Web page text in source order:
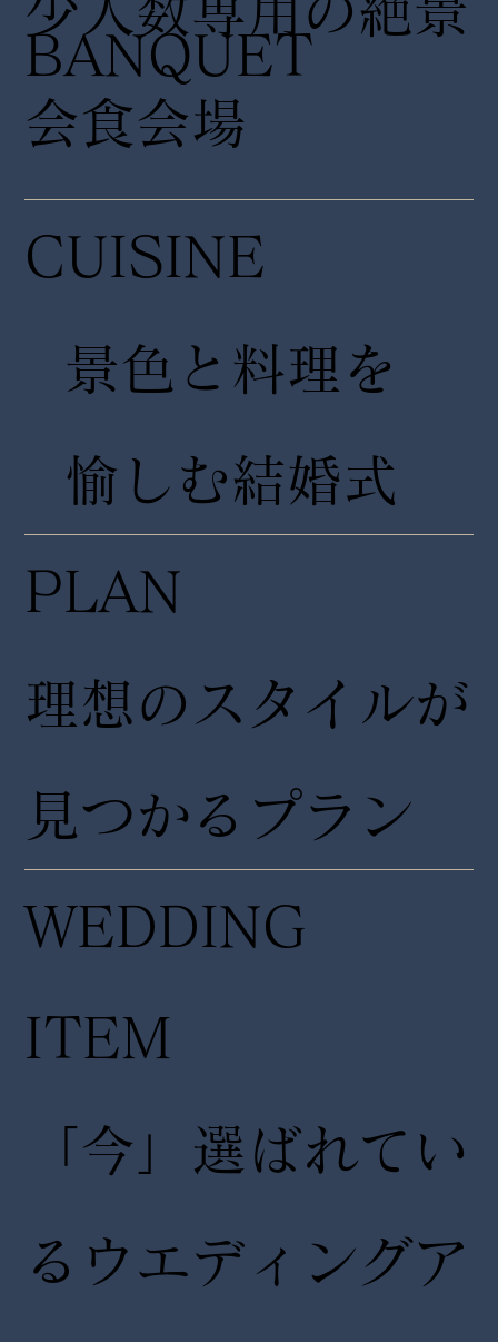
CUISINE
景色と料理を
愉しむ結婚式
PLAN
理想のスタイルが
見つかるプラン
WEDDING
ITEM
「今」選ばれてい
るウエディングア
会食会場
​BANQUET